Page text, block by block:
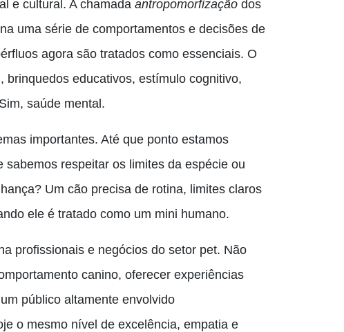
e cultural. A chamada antropomorfização dos
uma série de comportamentos e decisões de
agora são tratados como essenciais. O
brinquedos educativos, estímulo cognitivo,
saúde mental.
importantes. Até que ponto estamos
respeitar os limites da espécie ou
Um cão precisa de rotina, limites claros
ele é tratado como um mini humano.
profissionais e negócios do setor pet. Não
canino, oferecer experiências
público altamente envolvido
o mesmo nível de excelência, empatia e